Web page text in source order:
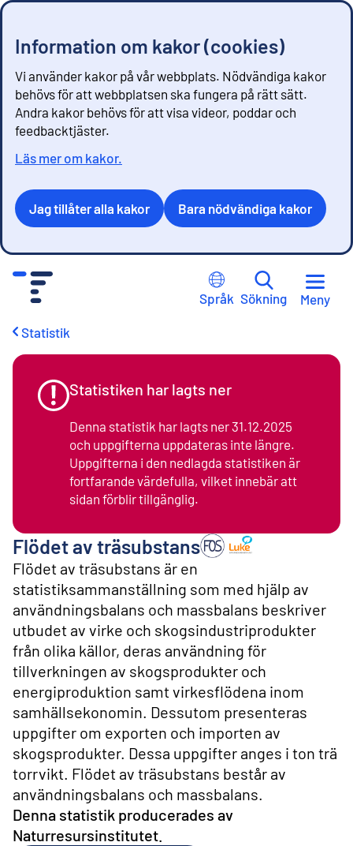
Information om kakor (cookies)
Vi använder kakor på vår webbplats. Nödvändiga kakor
behövs för att webbplatsen ska fungera på rätt sätt.
Andra kakor behövs för att visa videor, poddar och
feedbacktjäster.
Läs mer om kakor.
Jag tillåter alla kakor Bara nödvändiga kakor
Språk Sökning Meny
Statistik
Statistiken har lagts ner
Denna statistik har lagts ner 31.12.2025
och uppgifterna uppdateras inte längre.
Uppgifterna i den nedlagda statistiken är
fortfarande värdefulla, vilket innebär att
sidan förblir tillgänglig.
Flödet av träsubstansProducent:
Flödet av träsubstans är en
statistiksammanställning som med hjälp av
användningsbalans och massbalans beskriver
utbudet av virke och skogsindustriprodukter
från olika källor, deras användning för
tillverkningen av skogsprodukter och
energiproduktion samt virkesflödena inom
samhällsekonomin. Dessutom presenteras
uppgifter om exporten och importen av
skogsprodukter. Dessa uppgifter anges i ton trä
torrvikt. Flödet av träsubstans består av
användningsbalans och massbalans.
Denna statistik producerades av
Naturresursinstitutet.